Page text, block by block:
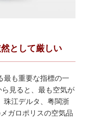
として厳しい
も重要な指標の一
見ると、最も空気が
珠江デルタ、粤閩浙
ガロポリスの空気品